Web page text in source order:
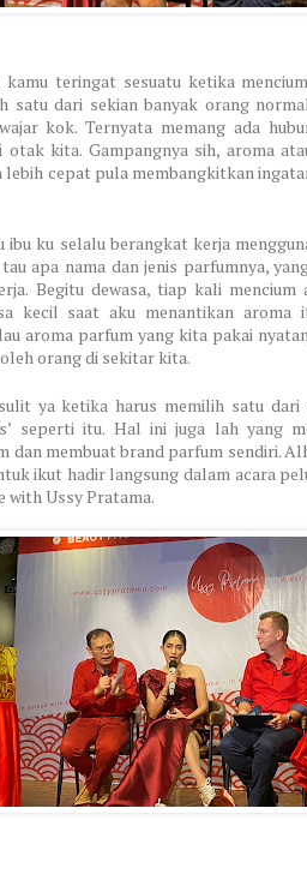
teringat sesuatu ketika
satu dari sekian banyak orang
kok. Ternyata memang ada
otak kita. Gampangnya sih, aroma
cepat pula membangkitkan
ibu ku selalu berangkat kerja
apa nama dan jenis parfumnya,
Begitu dewasa, tiap kali
kecil saat aku menantikan
aroma parfum yang kita pakai
orang di sekitar kita.
ya ketika harus memilih satu
seperti itu. Hal ini juga lah yang
dan membuat brand parfum sendiri.
ikut hadir langsung dalam acara
with Ussy Pratama.